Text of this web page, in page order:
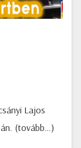
Lajos
(tovább…)